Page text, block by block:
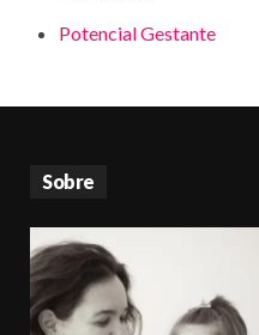
Potencial Gestante
Sobre